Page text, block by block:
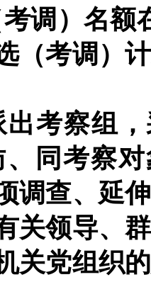
调）名额
（考调）
考察组
同考察
调查、延
关领导、
关党组织